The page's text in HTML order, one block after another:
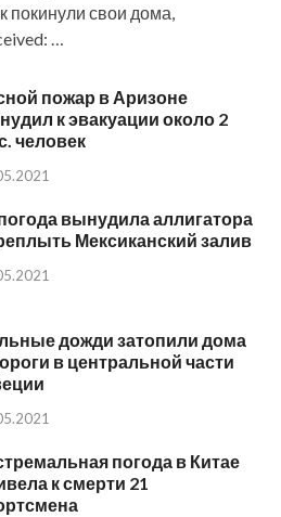
покинули свои дома,
…
пожар в Аризоне
к эвакуации около 2
человек
вынудила аллигатора
Мексиканский залив
дожди затопили дома
в центральной части
погода в Китае
к смерти 21